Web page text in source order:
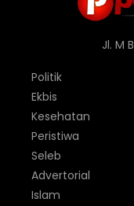
Jl. M
Politik
Ekbis
Kesehatan
Peristiwa
Seleb
Advertorial
Islam